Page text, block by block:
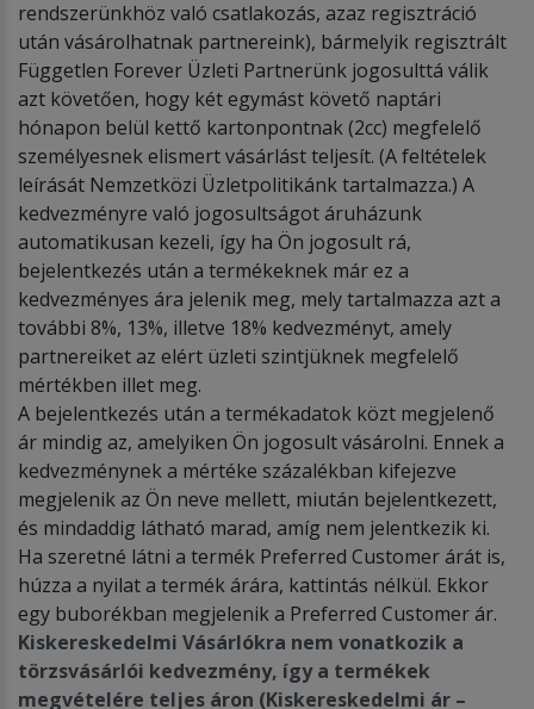
rendszerünkhöz való csatlakozás, azaz regisztráció
után vásárolhatnak partnereink), bármelyik regisztrált
Független Forever Üzleti Partnerünk jogosulttá válik
azt követően, hogy két egymást követő naptári
hónapon belül kettő kartonpontnak (2cc) megfelelő
személyesnek elismert vásárlást teljesít. (A feltételek
leírását Nemzetközi Üzletpolitikánk tartalmazza.) A
kedvezményre való jogosultságot áruházunk
automatikusan kezeli, így ha Ön jogosult rá,
bejelentkezés után a termékeknek már ez a
kedvezményes ára jelenik meg, mely tartalmazza azt a
további 8%, 13%, illetve 18% kedvezményt, amely
partnereiket az elért üzleti szintjüknek megfelelő
mértékben illet meg.
A bejelentkezés után a termékadatok közt megjelenő
ár mindig az, amelyiken Ön jogosult vásárolni. Ennek a
kedvezménynek a mértéke százalékban kifejezve
megjelenik az Ön neve mellett, miután bejelentkezett,
és mindaddig látható marad, amíg nem jelentkezik ki.
Ha szeretné látni a termék Preferred Customer árát is,
húzza a nyilat a termék árára, kattintás nélkül. Ekkor
egy buborékban megjelenik a Preferred Customer ár.
Kiskereskedelmi Vásárlókra nem vonatkozik a
törzsvásárlói kedvezmény, így a termékek
megvételére teljes áron (Kiskereskedelmi ár –